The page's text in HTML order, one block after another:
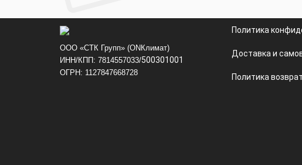
ООО «СТК Групп» (ONКлимат)
ИНН/КПП: 7814557033/500301001
ОГРН: 1127847668728
Политика
Доставка и
Политика